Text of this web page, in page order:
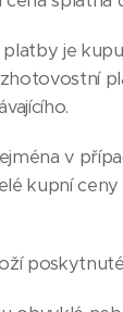
je
v
kupní